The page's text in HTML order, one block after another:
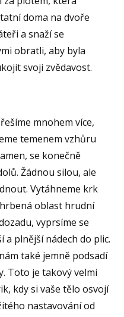
doma na dvoře
a snaží se
obratli, aby byla
svoji zvědavost.
mnohem více,
temenem vzhůru
se konečně
Žádnou silou, ale
Vytáhneme krk
oblast hrudní
vyprsíme se
a plnější nádech do plic.
také jemně podsadí
Toto je takový velmi
kdy si vaše tělo osvojí
nastavování od